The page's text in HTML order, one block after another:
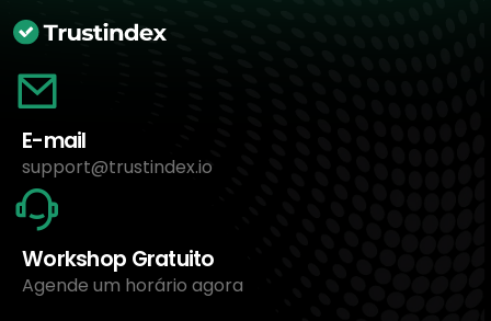
E-mail
support@trustindex.io
Workshop Gratuito
Agende um horário agora